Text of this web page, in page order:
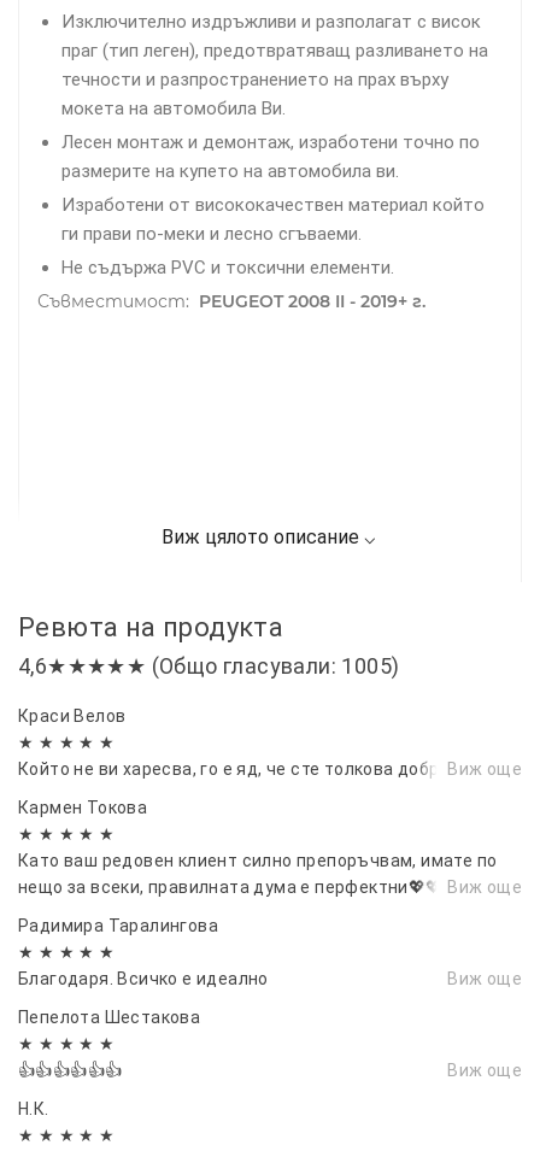
Изключително издръжливи и разполагат с висок
праг (тип леген), предотвратяващ разливането на
течности и разпространението на прах върху
мокета на автомобила Ви.
Лесен монтаж и демонтаж, изработени точно по
размерите на купето на автомобила ви.
Изработени от висококачествен материал който
ги прави по-меки и лесно сгъваеми.
Не съдържа PVC и токсични елементи.
Съвместимост: PEUGEOT 2008 II - 2019+ г.
Ревюта на продукта
4,6★★★★★ (Общо гласували: 1005)
Краси Велов
★ ★ ★ ★ ★
Който не ви харесва, го е яд, че сте толкова добри.Виж още
Кармен Токова
★ ★ ★ ★ ★
Като ваш редовен клиент силно препоръчвам, имате по
нещо за всеки, правилната дума е перфектни💖💖💖Виж още
Радимира Таралингова
★ ★ ★ ★ ★
Благодаря. Всичко е идеално
Виж още
Пепелота Шестакова
★ ★ ★ ★ ★
👍👍👍👍👍👍
Виж още
Н.К.
★ ★ ★ ★ ★